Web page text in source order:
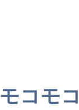
モコモ